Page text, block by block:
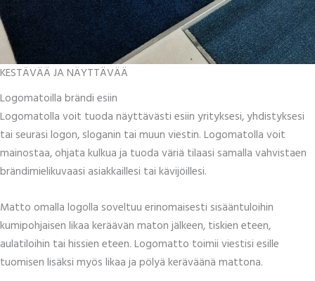
KESTÄVÄÄ JA NÄYTTÄVÄÄ
Logomatoilla brändi esiin
Logomatolla voit tuoda näyttävästi esiin yrityksesi, yhdistyksesi
tai seurasi logon, sloganin tai muun viestin. Logomatolla voit
mainostaa, ohjata kulkua ja tuoda väriä tilaasi samalla vahvistaen
brändimielikuvaasi asiakkaillesi tai kävijöillesi.
Matto omalla logolla soveltuu erinomaisesti sisääntuloihin
kumipohjaisen likaa keräävän maton jälkeen, tiskien eteen,
aulatiloihin tai hissien eteen. Logomatto toimii viestisi esille
tuomisen lisäksi myös likaa ja pölyä keräväänä mattona.